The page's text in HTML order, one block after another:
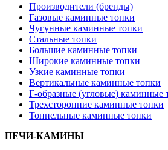
Производители (бренды)
Газовые каминные топки
Чугунные каминные топки
Стальные топки
Большие каминные топки
Широкие каминные топки
Узкие каминные топки
Вертикальные каминные топки
Г-образные (угловые) каминные
Трехсторонние каминные топки
Тоннельные каминные топки
ПЕЧИ-КАМИНЫ